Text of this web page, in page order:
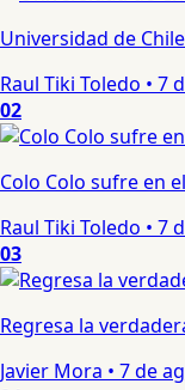
Universidad de
Raul Tiki Toledo • 7
02
Colo Colo sufre en
Raul Tiki Toledo • 7
03
Regresa la
Javier Mora • 7 de